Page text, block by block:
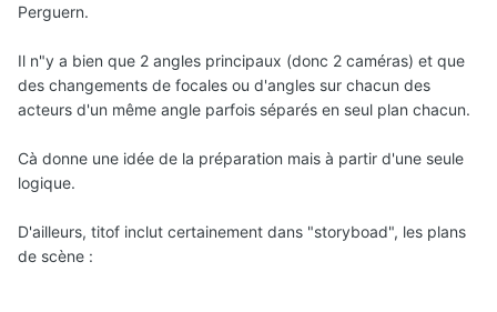
Perguern.
Il n"y a bien que 2 angles principaux (donc 2 caméras) et que
des changements de focales ou d'angles sur chacun des
acteurs d'un même angle parfois séparés en seul plan chacun.
Cà donne une idée de la préparation mais à partir d'une seule
logique.
D'ailleurs, titof inclut certainement dans "storyboad", les plans
de scène :